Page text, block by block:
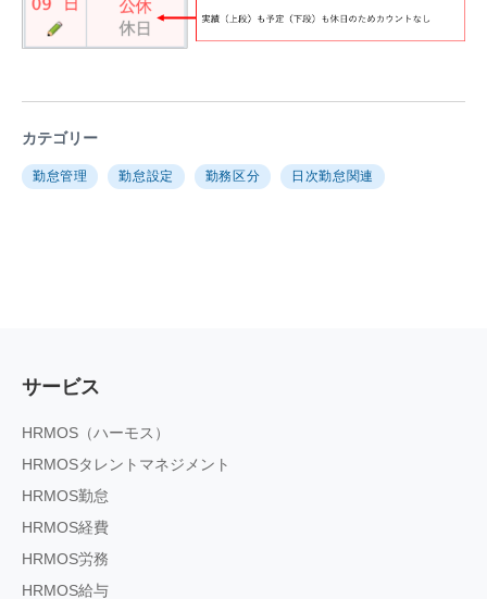
カテゴリー
勤怠管理 勤怠設定 勤務区分 日次勤怠関連
サービス
HRMOS（ハーモス）
HRMOSタレントマネジメント
HRMOS勤怠
HRMOS経費
HRMOS労務
HRMOS給与